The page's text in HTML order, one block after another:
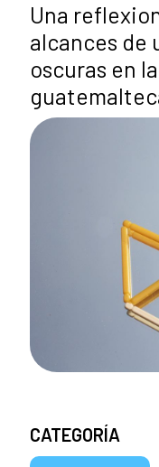
Una
alcances de
oscuras en
CATEGORÍA